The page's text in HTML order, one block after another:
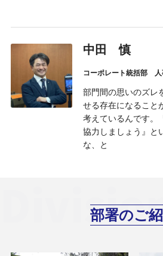
中田 慎
コーポレート統括部
部門間の思いのズレ
せる存在になること
考えているんです。
協力しましょう』と
な、と
部署のご